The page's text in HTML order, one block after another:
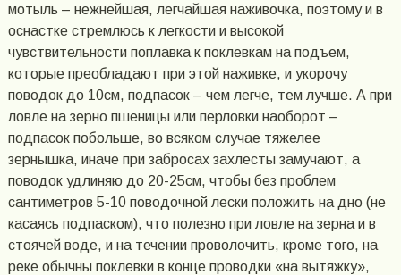
мотыль – нежнейшая, легчайшая наживочка, поэтому и в
оснастке стремлюсь к легкости и высокой
чувствительности поплавка к поклевкам на подъем,
которые преобладают при этой наживке, и укорочу
поводок до 10см, подпасок – чем легче, тем лучше. А при
ловле на зерно пшеницы или перловки наоборот –
подпасок побольше, во всяком случае тяжелее
зернышка, иначе при забросах захлесты замучают, а
поводок удлиняю до 20-25см, чтобы без проблем
сантиметров 5-10 поводочной лески положить на дно (не
касаясь подпаском), что полезно при ловле на зерна и в
стоячей воде, и на течении проволочить, кроме того, на
реке обычны поклевки в конце проводки «на вытяжку»,